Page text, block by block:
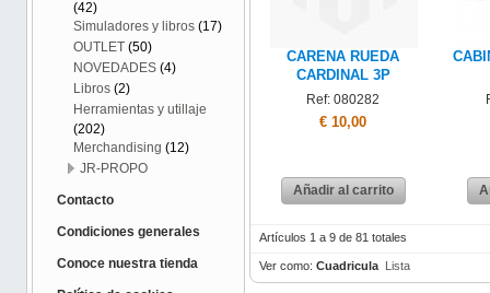
CARENA RUEDA
CARDINAL 3P
Ref: 080282
€ 10,00
Añadir al carrito
Artículos 1 a 9 de 81 totales
Ver como: Cuadricula Lista
(42)
Simuladores y libros (17)
OUTLET (50)
NOVEDADES (4)
Libros (2)
Herramientas y utillaje
(202)
Merchandising (12)
JR-PROPO
Contacto
Condiciones generales
Conoce nuestra tienda